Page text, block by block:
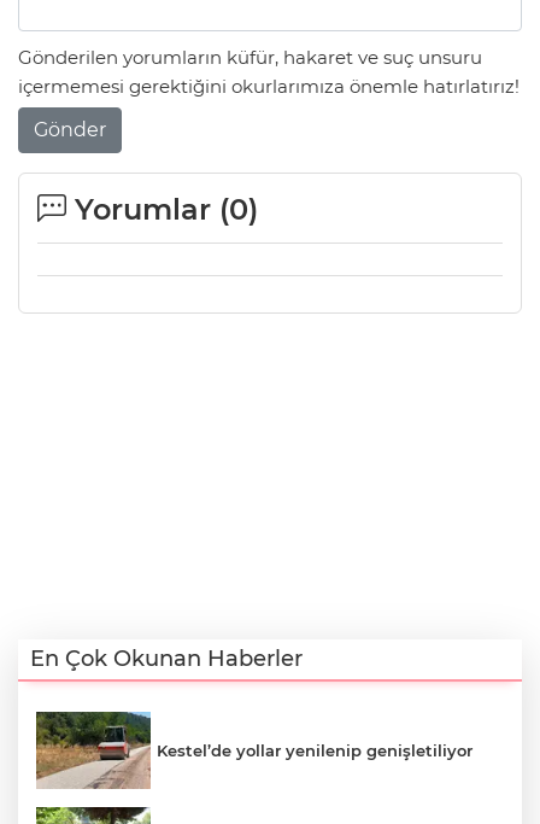
Gönderilen yorumların küfür, hakaret ve suç unsuru
içermemesi gerektiğini okurlarımıza önemle hatırlatırız!
Gönder
Yorumlar (0)
En Çok Okunan Haberler
Kestel’de yollar yenilenip genişletiliyor